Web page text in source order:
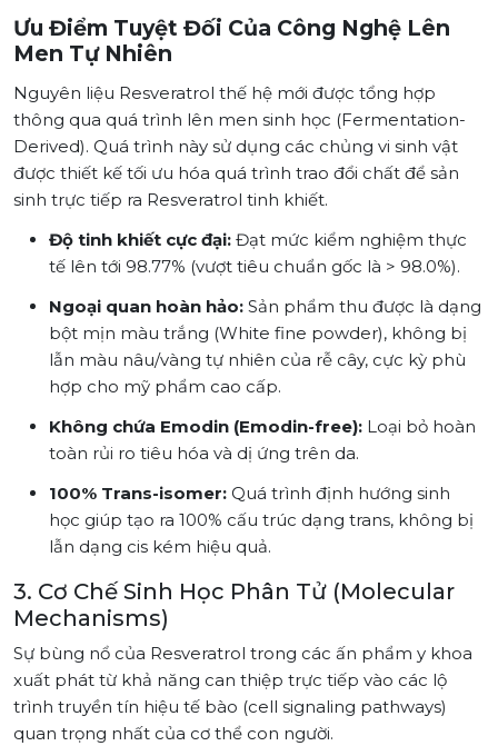
Ưu Điểm Tuyệt Đối Của Công Nghệ Lên
Men Tự Nhiên
Nguyên liệu Resveratrol thế hệ mới được tổng hợp
thông qua quá trình lên men sinh học (Fermentation-
Derived). Quá trình này sử dụng các chủng vi sinh vật
được thiết kế tối ưu hóa quá trình trao đổi chất để sản
sinh trực tiếp ra Resveratrol tinh khiết.
Độ tinh khiết cực đại: Đạt mức kiểm nghiệm thực
tế lên tới 98.77% (vượt tiêu chuẩn gốc là > 98.0%).
Ngoại quan hoàn hảo: Sản phẩm thu được là dạng
bột mịn màu trắng (White fine powder), không bị
lẫn màu nâu/vàng tự nhiên của rễ cây, cực kỳ phù
hợp cho mỹ phẩm cao cấp.
Không chứa Emodin (Emodin-free): Loại bỏ hoàn
toàn rủi ro tiêu hóa và dị ứng trên da.
100% Trans-isomer: Quá trình định hướng sinh
học giúp tạo ra 100% cấu trúc dạng trans, không bị
lẫn dạng cis kém hiệu quả.
3. Cơ Chế Sinh Học Phân Tử (Molecular
Mechanisms)
Sự bùng nổ của Resveratrol trong các ấn phẩm y khoa
xuất phát từ khả năng can thiệp trực tiếp vào các lộ
trình truyền tín hiệu tế bào (cell signaling pathways)
quan trọng nhất của cơ thể con người.